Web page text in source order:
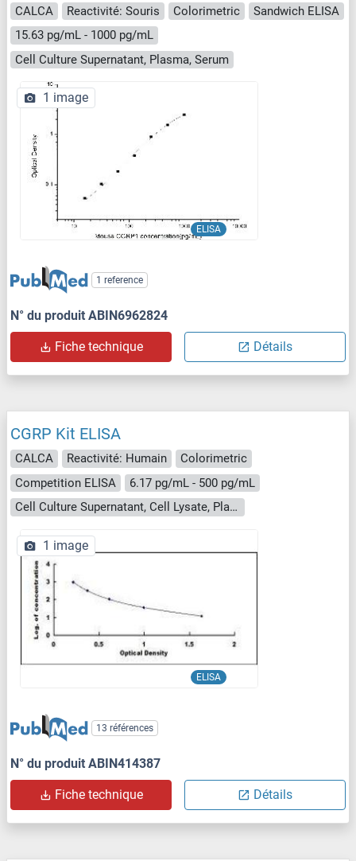
CALCA Reactivité: Souris Colorimetric
Sandwich ELISA
15.63 pg/mL - 1000 pg/mL
Cell Culture Supernatant, Plasma, Serum
ELISA
1 image
1 reference
N° du produit ABIN6962824
Fiche technique Détails
CGRP Kit ELISA
CALCA Reactivité: Humain
Colorimetric
Competition ELISA
6.17 pg/mL - 500 pg/mL
Cell Culture Supernatant, Cell Lysate, Plasma, Serum, Tissue Homogenate
ELISA
1 image
13 références
N° du produit ABIN414387
Fiche technique Détails